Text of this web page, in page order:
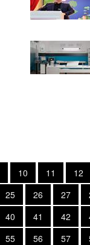
10 11 12
25 26 27
40 41 42
55 56 57